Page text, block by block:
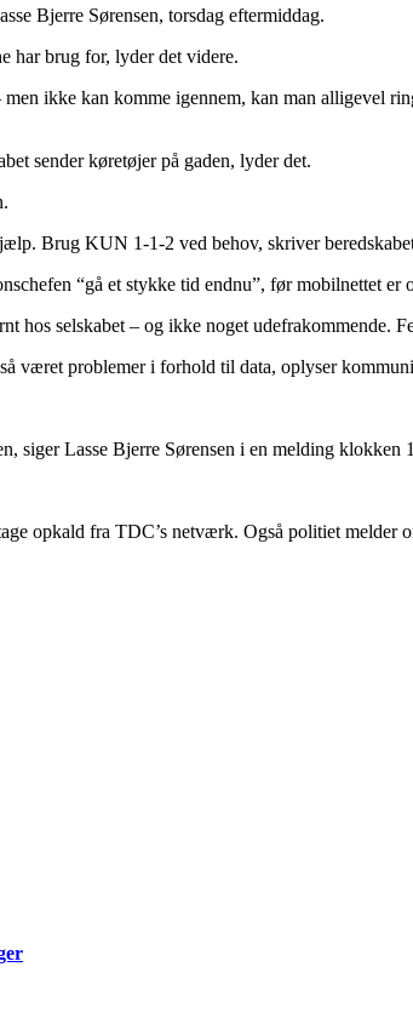
Bjerre Sørensen, torsdag eftermiddag.
har brug for, lyder det videre.
ikke kan komme igennem, kan man alligevel
sender køretøjer på gaden, lyder det.
Brug KUN 1-1-2 ved behov, skriver
“gå et stykke tid endnu”, før mobilnettet er
hos selskabet – og ikke noget udefrakommende.
været problemer i forhold til data, oplyser
siger Lasse Bjerre Sørensen i en melding klokken
opkald fra TDC’s netværk. Også politiet melder